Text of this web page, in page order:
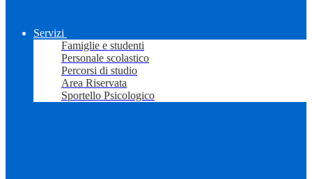
Servizi
Famiglie e studenti
Personale scolastico
Percorsi di studio
Area Riservata
Sportello Psicologico